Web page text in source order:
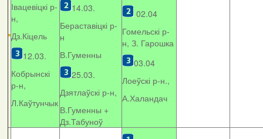
Івацевіцкі р-
н,
Дз.Кіцель
12.03.
Кобрынскі
р-н,
Л.Каўтунчык
14.03.
Бераставіцкі р-
н
В.Гуменны
25.03.
Дзятлаўскі р-н,
В.Гуменны +
Дз.Табуноў
02.04
Гомельскі р-
н, З. Гарошка
03.04
Лоеўскі р-н.,
А.Халандач